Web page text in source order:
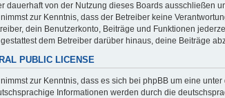
dauerhaft von der Nutzung dieses Boards ausschließen
nimmst zur Kenntnis, dass der Betreiber keine
dein Benutzerkonto, Beiträge und Funktionen
gestattest dem Betreiber darüber hinaus, deine Beiträge
PUBLIC LICENSE
zur Kenntnis, dass es sich bei phpBB um eine unter
Informationen werden durch die